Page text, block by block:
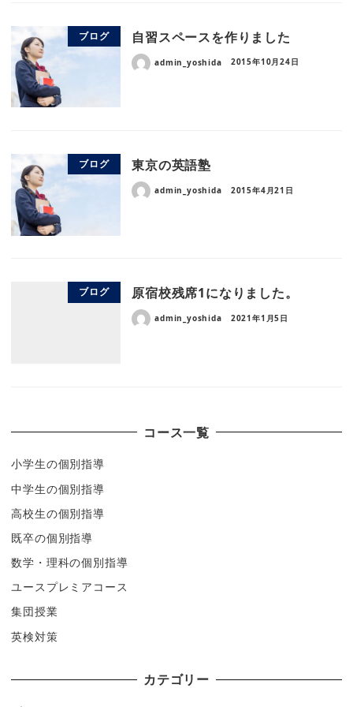
ブログ 自習スペースを作りました
admin_yoshida 2015年10月24日
ブログ 東京の英語塾
admin_yoshida 2015年4月21日
ブログ 原宿校残席1になりました。
admin_yoshida 2021年1月5日
コース一覧
小学生の個別指導
中学生の個別指導
高校生の個別指導
既卒の個別指導
数学・理科の個別指導
ユースプレミアコース
集団授業
英検対策
カテゴリー